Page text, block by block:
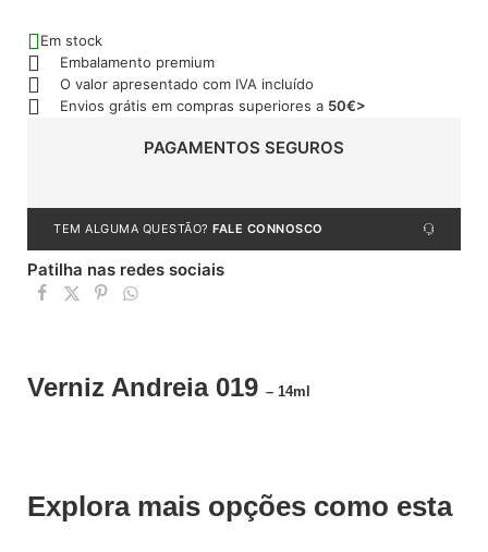
Em stock
Embalamento premium
O valor apresentado com IVA incluído
Envios grátis em compras superiores a 50€>
PAGAMENTOS SEGUROS
TEM ALGUMA QUESTÃO? FALE CONNOSCO
Patilha nas redes sociais
Verniz Andreia 019 – 14ml
Explora mais opções como esta